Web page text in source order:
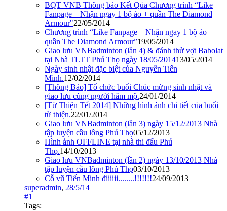
BQT VNB Thông báo Kết Qủa Chương trình “Like
Fanpage – Nhận ngay 1 bộ áo + quần The Diamond
Armour"22/05/2014
Chương trình “Like Fanpage – Nhận ngay 1 bộ áo +
quần The Diamond Armour”19/05/2014
Giao lưu VNBadminton (lần 4) & đánh thử vợt Babolat
tại Nhà TLTT Phú Thọ ngày 18/05/201413/05/2014
Ngày sinh nhật đặc biệt của Nguyễn Tiến
Minh.12/02/2014
[Thông Báo] Tổ chức buổi Chúc mừng sinh nhật và
giao lưu cùng người hâm mộ.24/01/2014
[Từ Thiện Tết 2014] Những hình ảnh chi tiết của buổi
từ thiện.22/01/2014
Giao lưu VNBadminton (lần 3) ngày 15/12/2013 Nhà
tập luyện cầu lông Phú Thọ05/12/2013
Hình ảnh OFFLINE tại nhà thi đấu Phú
Thọ.14/10/2013
Giao lưu VNBadminton (lần 2) ngày 13/10/2013 Nhà
tập luyện cầu lông Phú Thọ03/10/2013
Cỗ vũ Tiến Minh điiiiii........!!!!!!!24/09/2013
superadmin, 28/5/14
#1
Tags: